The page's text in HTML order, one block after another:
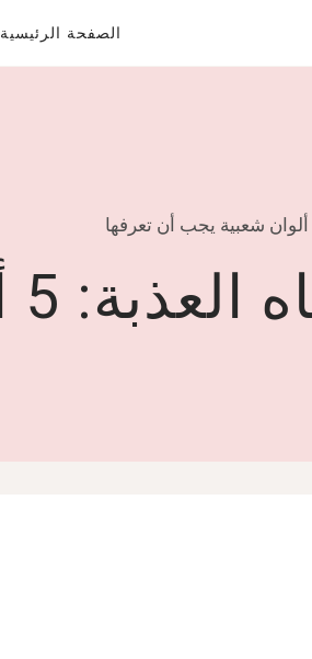
الصفحة الرئيسية
شعبية يجب أن تعرفها